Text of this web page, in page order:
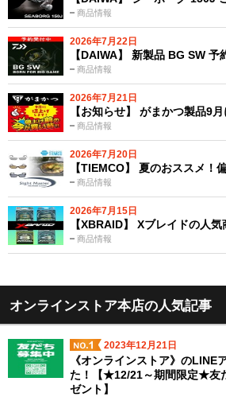
商品情報
2026年7月22日
商品情報
【DAIWA】 新製品 BG SW 予
2026年7月21日
商品情報
【お知らせ】 がまかつ製品9
2026年7月20日
商品情報
【TIEMCO】 夏のおススメ！
2026年7月15日
商品情報
【XBRAID】 Xブレイドの人気
オンラインストア本店の人気記事
2023年12月21日
《オンラインストア》のLINE
た！【★12/21～期間限定★友
ゼント】